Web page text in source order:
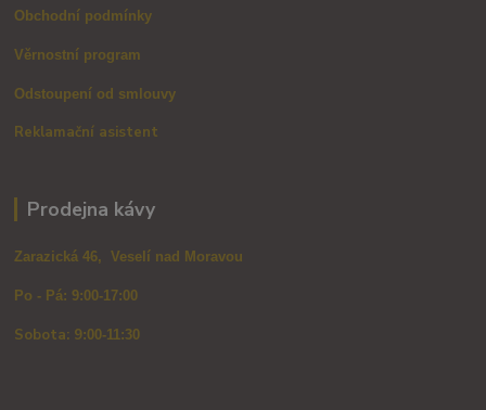
Obchodní podmínky
Věrnostní program
Odstoupení od smlouvy
Reklamační asistent
Prodejna kávy
Zarazická 46, Veselí nad Moravou
Po - Pá: 9:00-17:00
Sobota: 9:00-11:30